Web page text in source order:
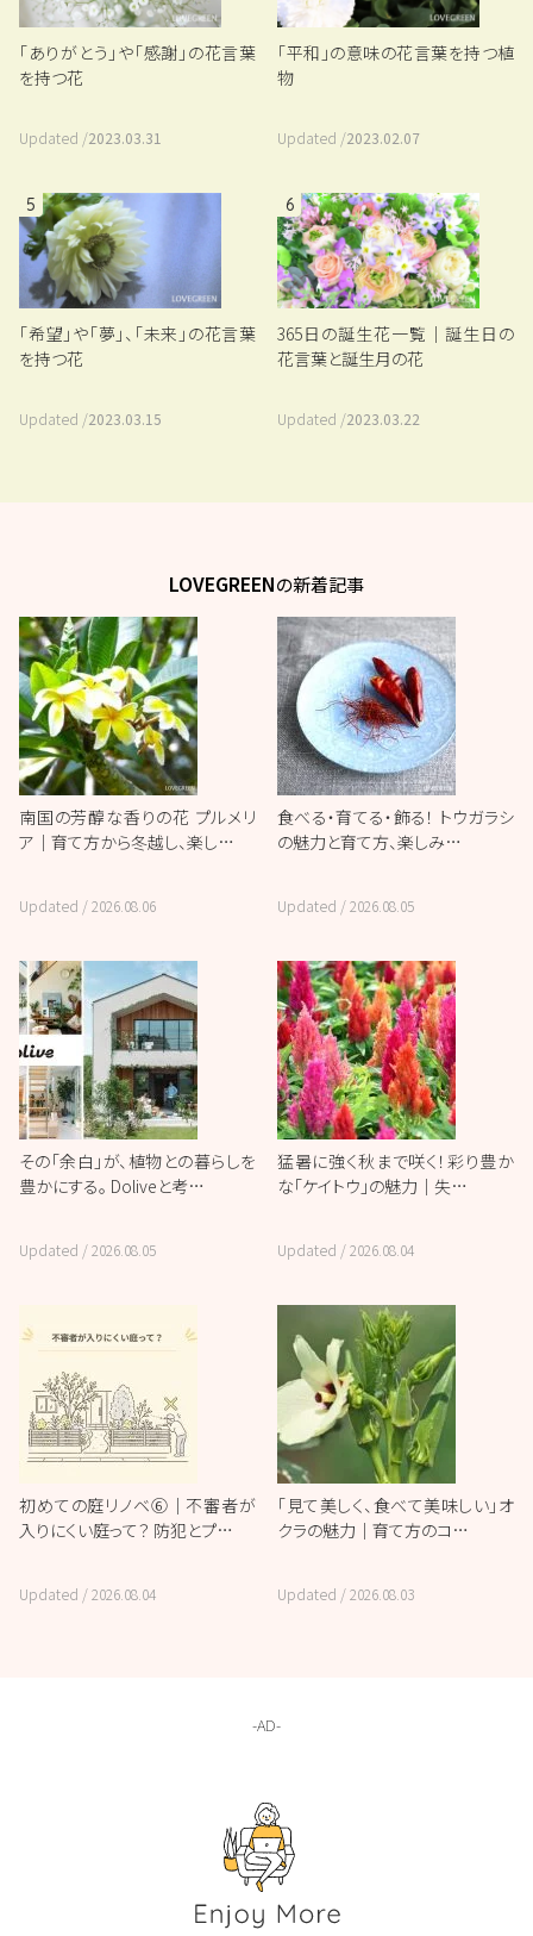
「ありがとう」や「感謝」の花言葉
を持つ花
Updated /2023.03.31
「平和」の意味の花言葉を持つ植
物
Updated /2023.02.07
5
「希望」や「夢」、「未来」の花言葉
を持つ花
Updated /2023.03.15
6
365日の誕生花一覧｜誕生日の
花言葉と誕生月の花
Updated /2023.03.22
LOVEGREENの新着記事
南国の芳醇な香りの花 プルメリ
ア｜育て方から冬越し、楽し…
Updated /2026.08.06
食べる・育てる・飾る！ トウガラシ
の魅力と育て方、楽しみ…
Updated /2026.08.05
その「余白」が、植物との暮らしを
豊かにする。 Doliveと考…
Updated /2026.08.05
猛暑に強く秋まで咲く！彩り豊か
な「ケイトウ」の魅力｜失…
Updated /2026.08.04
初めての庭リノベ⑥｜不審者が
入りにくい庭って？ 防犯とプ…
Updated /2026.08.04
「見て美しく、食べて美味しい」オ
クラの魅力｜育て方のコ…
Updated /2026.08.03